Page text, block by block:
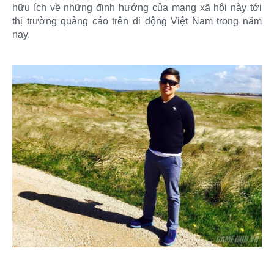
hữu ích về những định hướng của mạng xã hội này tới
thị trường quảng cáo trên di động Việt Nam trong năm
nay.